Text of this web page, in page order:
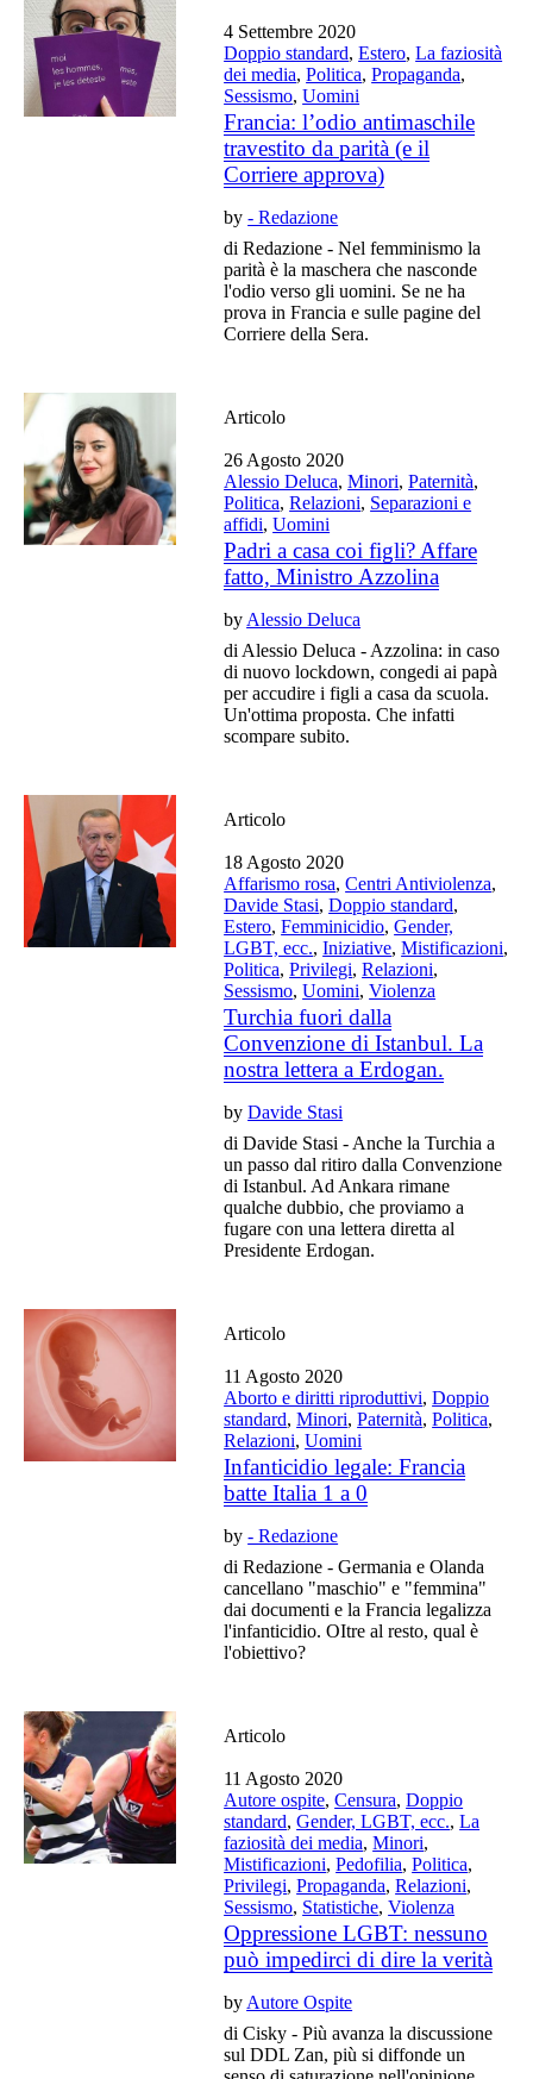
4 Settembre 2020
Doppio standard,Estero,La faziosità
dei media,Politica,Propaganda,
Sessismo,Uomini
Francia: l’odio antimaschile
travestito da parità (e il
Corriere approva)
by- Redazione
di Redazione - Nel femminismo la
parità è la maschera che nasconde
l'odio verso gli uomini. Se ne ha
prova in Francia e sulle pagine del
Corriere della Sera.
Articolo
26 Agosto 2020
Alessio Deluca,Minori,Paternità,
Politica,Relazioni, Separazioni e
affidi,Uomini
Padri a casa coi figli? Affare
fatto, Ministro Azzolina
by Alessio Deluca
di Alessio Deluca - Azzolina: in caso
di nuovo lockdown, congedi ai papà
per accudire i figli a casa da scuola.
Un'ottima proposta. Che infatti
scompare subito.
Articolo
18 Agosto 2020
Affarismo rosa,Centri Antiviolenza,
Davide Stasi,Doppio standard,
Estero,Femminicidio,Gender,
LGBT, ecc.,Iniziative,Mistificazioni,
Politica,Privilegi,Relazioni,
Sessismo,Uomini,Violenza
Turchia fuori dalla
Convenzione di Istanbul. La
nostra lettera a Erdogan.
byDavide Stasi
di Davide Stasi - Anche la Turchia a
un passo dal ritiro dalla Convenzione
di Istanbul. Ad Ankara rimane
qualche dubbio, che proviamo a
fugare con una lettera diretta al
Presidente Erdogan.
Articolo
11 Agosto 2020
Aborto e diritti riproduttivi,Doppio
standard,Minori,Paternità,Politica,
Relazioni,Uomini
Infanticidio legale: Francia
batte Italia 1 a 0
by- Redazione
di Redazione - Germania e Olanda
cancellano "maschio" e "femmina"
dai documenti e la Francia legalizza
l'infanticidio. OItre al resto, qual è
l'obiettivo?
Articolo
11 Agosto 2020
Autore ospite,Censura,Doppio
standard,Gender, LGBT, ecc.,La
faziosità dei media,Minori,
Mistificazioni,Pedofilia,Politica,
Privilegi,Propaganda,Relazioni,
Sessismo, Statistiche,Violenza
Oppressione LGBT: nessuno
può impedirci di dire la verità
by Autore Ospite
di Cisky - Più avanza la discussione
sul DDL Zan, più si diffonde un